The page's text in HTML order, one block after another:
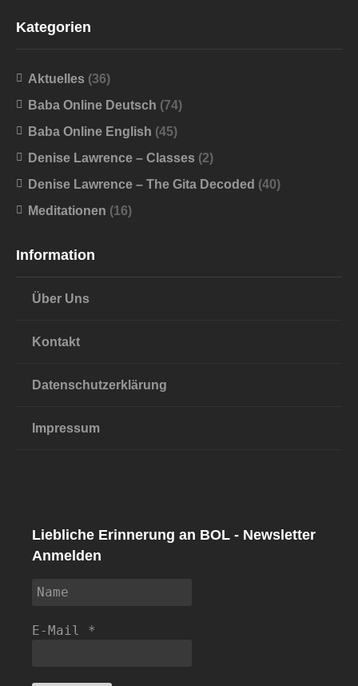
Kategorien
Aktuelles (36)
Baba Online Deutsch (74)
Baba Online English (45)
Denise Lawrence – Classes (2)
Denise Lawrence – The Gita Decoded (40)
Meditationen (16)
Information
Über Uns
Kontakt
Datenschutzerklärung
Impressum
Liebliche Erinnerung an BOL - Newsletter
Anmelden
E-Mail *